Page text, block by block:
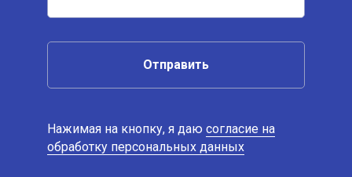
Отправить
Нажимая на кнопку, я даю согласие на
обработку персональных данных